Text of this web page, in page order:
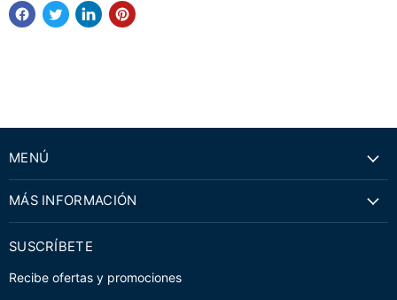
MENÚ
MÁS INFORMACIÓN
SUSCRÍBETE
Recibe ofertas y promociones